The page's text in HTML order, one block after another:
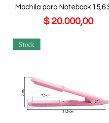
Mochila para Notebook 15,6
Precio
$ 20.000,00
Stock